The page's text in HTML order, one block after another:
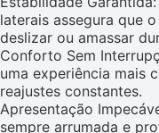
laterais assegura que
deslizar ou amassar
Conforto Sem
uma experiência mais
reajustes constantes.
Apresentação
sempre arrumada e